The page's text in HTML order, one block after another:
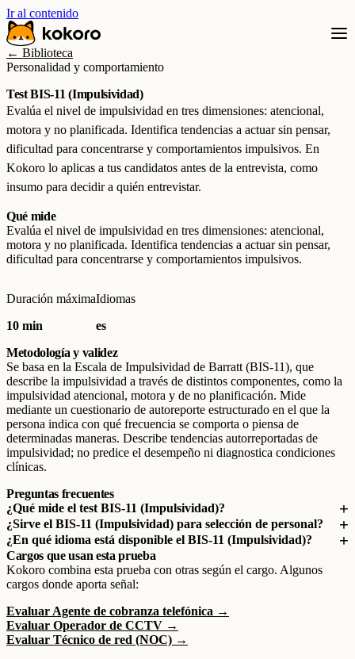
Ir al contenido
← Biblioteca
Personalidad y comportamiento
Test BIS-11 (Impulsividad)
Evalúa el nivel de impulsividad en tres dimensiones: atencional,
motora y no planificada. Identifica tendencias a actuar sin pensar,
dificultad para concentrarse y comportamientos impulsivos. En
Kokoro lo aplicas a tus candidatos antes de la entrevista, como
insumo para decidir a quién entrevistar.
Qué mide
Evalúa el nivel de impulsividad en tres dimensiones: atencional,
motora y no planificada. Identifica tendencias a actuar sin pensar,
dificultad para concentrarse y comportamientos impulsivos.
Duración máxima
10 min
Idiomas
es
Metodología y validez
Se basa en la Escala de Impulsividad de Barratt (BIS-11), que
describe la impulsividad a través de distintos componentes, como la
impulsividad atencional, motora y de no planificación. Mide
mediante un cuestionario de autoreporte estructurado en el que la
persona indica con qué frecuencia se comporta o piensa de
determinadas maneras. Describe tendencias autorreportadas de
impulsividad; no predice el desempeño ni diagnostica condiciones
clínicas.
Preguntas frecuentes
¿Qué mide el test BIS-11 (Impulsividad)?
¿Sirve el BIS-11 (Impulsividad) para selección de personal?
¿En qué idioma está disponible el BIS-11 (Impulsividad)?
Cargos que usan esta prueba
Kokoro combina esta prueba con otras según el cargo. Algunos
cargos donde aporta señal:
Evaluar Agente de cobranza telefónica →
Evaluar Operador de CCTV →
Evaluar Técnico de red (NOC) →